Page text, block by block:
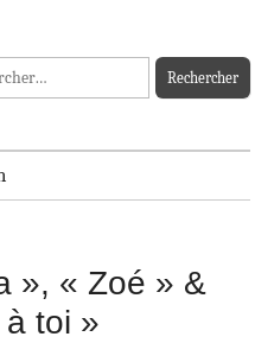
:
», « Zoé » &
toi »